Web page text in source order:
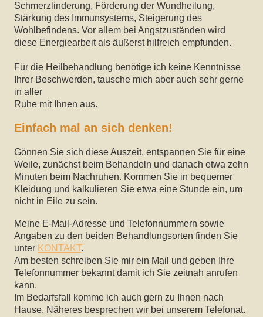
Schmerzlinderung, Förderung der Wundheilung,
Stärkung des Immunsystems, Steigerung des
Wohlbefindens. Vor allem bei Angstzuständen wird
diese Energiearbeit als äußerst hilfreich empfunden.
Für die Heilbehandlung benötige ich keine Kenntnisse
Ihrer Beschwerden, tausche mich aber auch sehr gerne
in aller
Ruhe mit Ihnen aus.
Einfach mal an sich denken!
Gönnen Sie sich diese Auszeit, entspannen Sie für eine
Weile, zunächst beim Behandeln und danach etwa zehn
Minuten beim Nachruhen. Kommen Sie in bequemer
Kleidung und kalkulieren Sie etwa eine Stunde ein, um
nicht in Eile zu sein.
Meine E-Mail-Adresse und Telefonnummern sowie
Angaben zu den beiden Behandlungsorten finden Sie
unter KONTAKT.
Am besten schreiben Sie mir ein Mail und geben Ihre
Telefonnummer bekannt damit ich Sie zeitnah anrufen
kann.
Im Bedarfsfall komme ich auch gern zu Ihnen nach
Hause. Näheres besprechen wir bei unserem Telefonat.